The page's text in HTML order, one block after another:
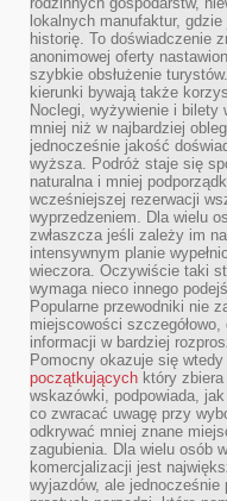
lokalnych manufaktur,
historię. To doświadczenie
anonimowej oferty
szybkie obsłużenie
kierunki bywają także
Noclegi, wyżywienie i
mniej niż w najbardziej
jednocześnie jakość
wyższa. Podróż staje się
naturalna i mniej
wcześniejszej rezerwacji
wyprzedzeniem. Dla wielu
zwłaszcza jeśli zależy im
intensywnym planie
wieczora. Oczywiście taki
wymaga nieco innego
Popularne przewodniki nie
miejscowości
informacji w bardziej
Pomocny okazuje się wtedy
początkujących który
wskazówki, podpowiada,
co zwracać uwagę przy
odkrywać mniej znane
zagubienia. Dla wielu osób
komercjalizacji jest
wyjazdów, ale jednocześnie